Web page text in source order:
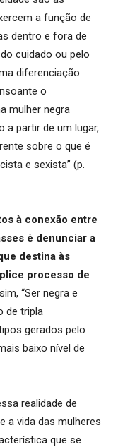
a função de
dentro e fora de
cuidado ou pelo
diferenciação
o
mulher negra
a partir de um lugar,
sobre o que é
e sexista” (p.
à conexão entre
é denunciar a
destina às
processo de
“Ser negra e
de tripla
gerados pelo
baixo nível de
realidade de
a vida das mulheres
que se